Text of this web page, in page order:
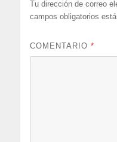
Tu dirección de correo
campos obligatorios
COMENTARIO*